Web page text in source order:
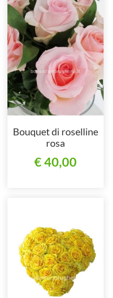
Bouquet di roselline
rosa
€ 40,00